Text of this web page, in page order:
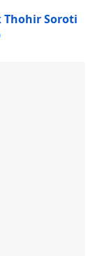
Thohir Soroti